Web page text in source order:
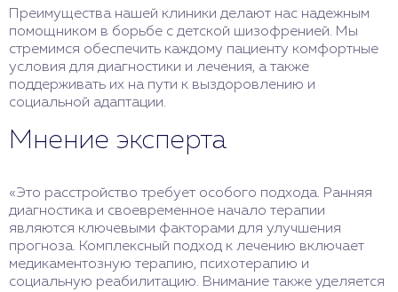
Преимущества нашей клиники делают нас надежным
помощником в борьбе с детской шизофренией. Мы
стремимся обеспечить каждому пациенту комфортные
условия для диагностики и лечения, а также
поддерживать их на пути к выздоровлению и
социальной адаптации.
Мнение эксперта
«Это расстройство требует особого подхода. Ранняя
диагностика и своевременное начало терапии
являются ключевыми факторами для улучшения
прогноза. Комплексный подход к лечению включает
медикаментозную терапию, психотерапию и
социальную реабилитацию. Внимание также уделяется